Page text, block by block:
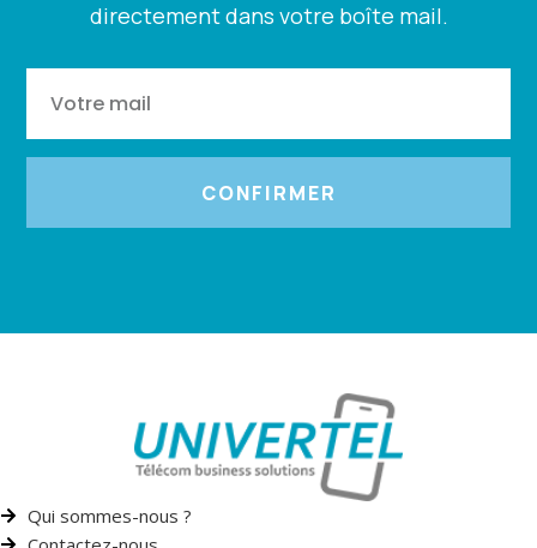
directement dans votre boîte mail.
CONFIRMER
Qui sommes-nous ?